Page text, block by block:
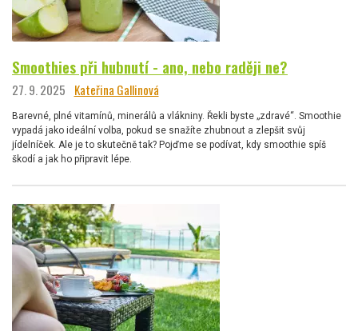
Smoothies při hubnutí - ano, nebo raději ne?
27. 9. 2025 Kateřina Gallinová
Barevné, plné vitamínů, minerálů a vlákniny. Řekli byste „zdravé“. Smoothie
vypadá jako ideální volba, pokud se snažíte zhubnout a zlepšit svůj
jídelníček. Ale je to skutečně tak? Pojďme se podívat, kdy smoothie spíš
škodí a jak ho připravit lépe.